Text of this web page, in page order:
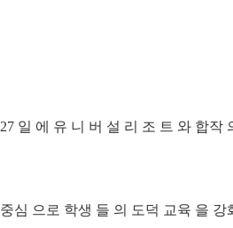
일 에 유 니 버 설 리 조 트 와 합
심 으로 학생 들 의 도덕 교육 을